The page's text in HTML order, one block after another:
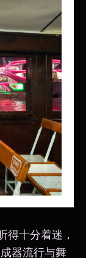
得十分着迷，
器流行与舞